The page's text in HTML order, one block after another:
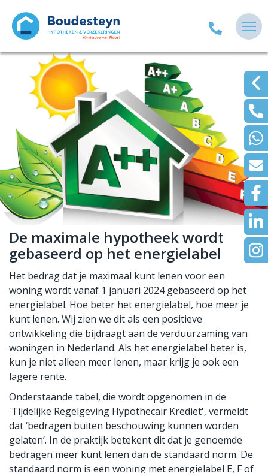
De maximale hypotheek wordt
gebaseerd op het energielabel
Het bedrag dat je maximaal kunt lenen voor een
woning wordt vanaf 1 januari 2024 gebaseerd op het
energielabel. Hoe beter het energielabel, hoe meer je
kunt lenen. Wij zien we dit als een positieve
ontwikkeling die bijdraagt aan de verduurzaming van
woningen in Nederland. Als het energielabel beter is,
kun je niet alleen meer lenen, maar krijg je ook een
lagere rente.
Onderstaande tabel, die wordt opgenomen in de
'Tijdelijke Regelgeving Hypothecair Krediet', vermeldt
dat ‘bedragen buiten beschouwing kunnen worden
gelaten’. In de praktijk betekent dit dat je genoemde
bedragen meer kunt lenen dan de standaard norm. De
standaard norm is een woning met energielabel E, F of